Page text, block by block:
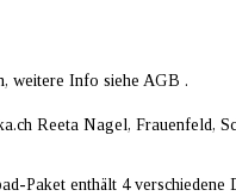
weitere Info siehe AGB .
Reeta Nagel, Frauenfeld,
Paket enthält 4 verschiedene